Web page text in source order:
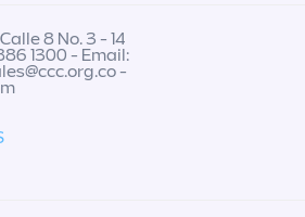
8 No. 3 - 14
1300 - Email:
-